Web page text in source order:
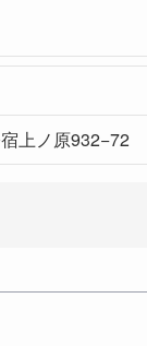
上ノ原932−72